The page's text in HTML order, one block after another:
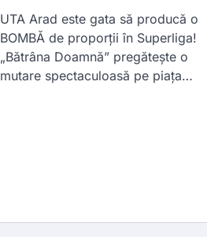
UTA Arad este gata să producă o
BOMBĂ de proporții în Superliga!
„Bătrâna Doamnă” pregătește o
mutare spectaculoasă pe piața…